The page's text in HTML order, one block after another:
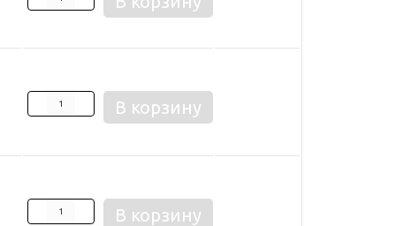
В корзину
В корзину